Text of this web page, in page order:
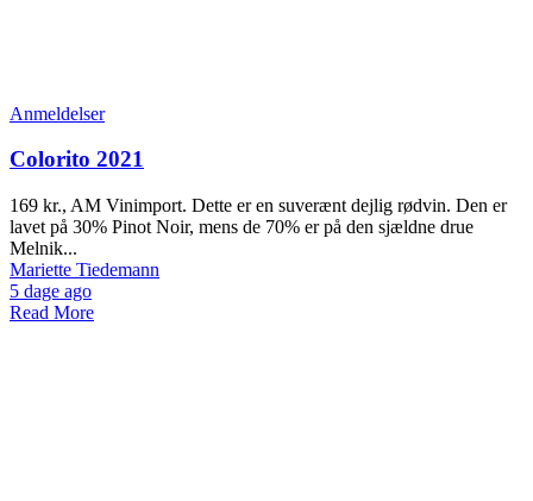
Anmeldelser
Colorito 2021
169 kr., AM Vinimport. Dette er en suverænt dejlig rødvin. Den er
lavet på 30% Pinot Noir, mens de 70% er på den sjældne drue
Melnik...
Mariette Tiedemann
5 dage ago
Read More